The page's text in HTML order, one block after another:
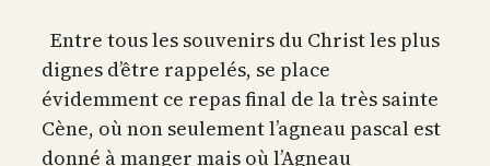
Entre tous les souvenirs du Christ les plus
dignes d’être rappelés, se place
évidemment ce repas final de la très sainte
Cène, où non seulement l’agneau pascal est
donné à manger mais où l’Agneau